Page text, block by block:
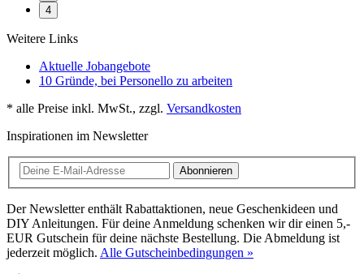
4
Weitere Links
Aktuelle Jobangebote
10 Gründe, bei Personello zu arbeiten
* alle Preise inkl. MwSt., zzgl. Versandkosten
Inspirationen im Newsletter
Abonnieren
Der Newsletter enthält Rabattaktionen, neue Geschenkideen und
DIY Anleitungen. Für deine Anmeldung schenken wir dir einen 5,-
EUR Gutschein für deine nächste Bestellung. Die Abmeldung ist
jederzeit möglich. Alle Gutscheinbedingungen »